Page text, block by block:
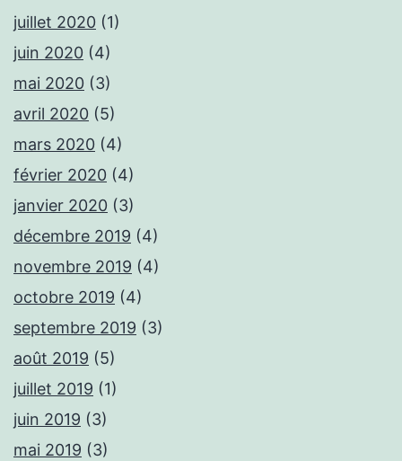
juillet 2020 (1)
juin 2020 (4)
mai 2020 (3)
avril 2020 (5)
mars 2020 (4)
février 2020 (4)
janvier 2020 (3)
décembre 2019 (4)
novembre 2019 (4)
octobre 2019 (4)
septembre 2019 (3)
août 2019 (5)
juillet 2019 (1)
juin 2019 (3)
mai 2019 (3)